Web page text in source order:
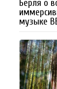
Берля о
музыке